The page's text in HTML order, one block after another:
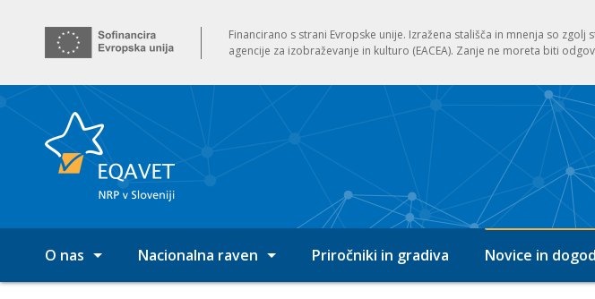
Financirano s strani Evropske unije. Izražena stališča in mnenja so
agencije za izobraževanje in kulturo (EACEA). Zanje ne moreta biti
O nas Nacionalna raven Priročniki in gradiva Novice in